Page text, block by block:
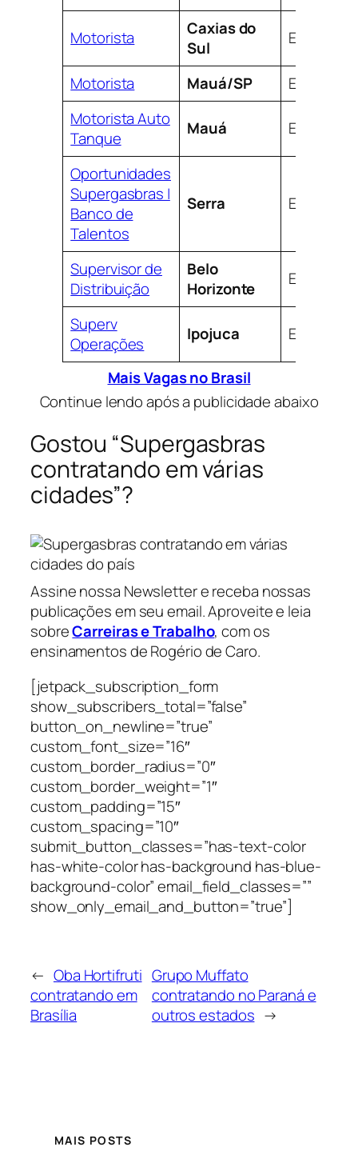
Motorista
Caxias do
Sul
Efetivo
Motorista Mauá/SP
Efetivo
Motorista Auto
Tanque
Mauá Efetivo
Oportunidades
Supergasbras |
Banco de
Talentos
Serra Efetivo
Supervisor de
Distribuição
Belo
Horizonte
Efetivo
Superv
Operações
Ipojuca Efetivo
Mais Vagas no Brasil
Continue lendo após a publicidade abaixo
Gostou “Supergasbras
contratando em várias
cidades”?
Assine nossa Newsletter e receba nossas
publicações em seu email. Aproveite e leia
sobreCarreiras e Trabalho, com os
ensinamentos de Rogério de Caro.
[jetpack_subscription_form
show_subscribers_total=”false”
button_on_newline=”true”
custom_font_size=”16″
custom_border_radius=”0″
custom_border_weight=”1″
custom_padding=”15″
custom_spacing=”10″
submit_button_classes=”has-text-color
has-white-color has-background has-blue-
background-color” email_field_classes=””
show_only_email_and_button=”true”]
← Oba Hortifruti
contratando em
Brasília
Grupo Muffato
contratando no Paraná e
outros estados →
MAIS POSTS